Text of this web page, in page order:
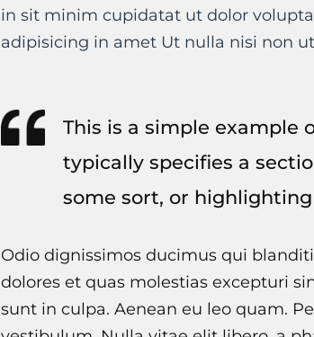
in sit minim cupidatat ut dolor
adipisicing in amet Ut nulla nisi non
This is a simple example
typically specifies a
some sort, or
Odio dignissimos ducimus qui
dolores et quas molestias excepturi
sunt in culpa. Aenean eu leo quam.